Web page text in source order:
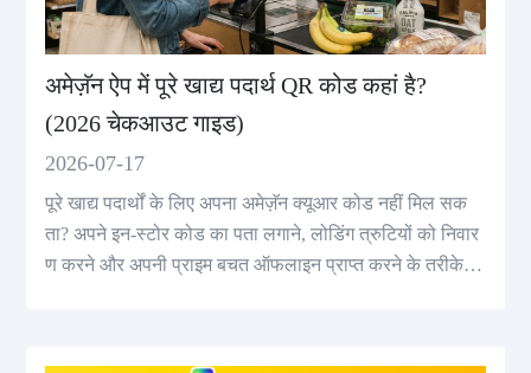
अमेज़ॅन ऐप में पूरे खाद्य पदार्थ QR कोड कहां है?
(2026 चेकआउट गाइड)
2026-07-17
पूरे खाद्य पदार्थों के लिए अपना अमेज़ॅन क्यूआर कोड नहीं मिल सक
ता? अपने इन-स्टोर कोड का पता लगाने, लोडिंग त्रुटियों को निवार
ण करने और अपनी प्राइम बचत ऑफलाइन प्राप्त करने के तरीके